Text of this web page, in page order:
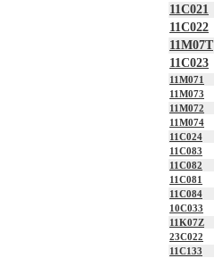
11C021
11C022
11M07T
11C023
11M071
11M073
11M072
11M074
11C024
11C083
11C082
11C081
11C084
10C033
11K07Z
23C022
11C133